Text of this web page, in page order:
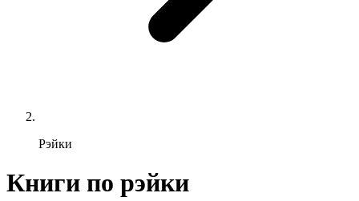
Рэйки
Книги по рэйки